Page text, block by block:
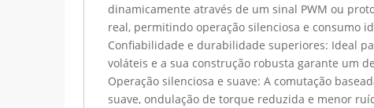
dinamicamente através de um sinal PWM ou
real, permitindo operação silenciosa e consumo
Confiabilidade e durabilidade superiores: Ideal
voláteis e a sua construção robusta garante um
Operação silenciosa e suave: A comutação
suave, ondulação de torque reduzida e menor